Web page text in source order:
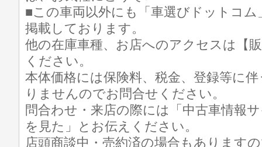
■この車両以外にも「車選びドットコ
掲載しております。
他の在庫車種、お店へのアクセスは【
ください。
本体価格には保険料、税金、登録等に
りませんのでお問合せください。
問合わせ・来店の際には「中古車情報
を見た」とお伝えください。
店頭商談中・売約済の場合もあります